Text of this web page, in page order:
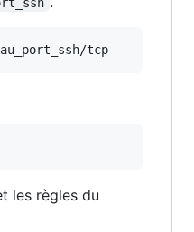
tcp
les règles du